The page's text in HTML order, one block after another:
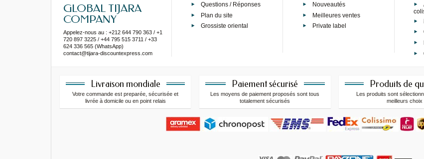
GLOBAL TIJARA
COMPANY
Appelez-nous au : +212 644 790 363 / +1
720 897 3225 / +44 795 515 3711 / +33
624 336 565 (WhatsApp)
contact@tijara-discountexpress.com
Questions / Réponses
Plan du site
Grossiste oriental
Nouveautés
Meilleures ventes
Private label
Livraison mondiale
Votre commande est preparée, sécurisée et
livrée à domicile ou en point relais
Paiement sécurisé
Les moyens de paiement proposés sont tous
totalement sécurisés
Produits de
Les produits sont
meilleurs choix